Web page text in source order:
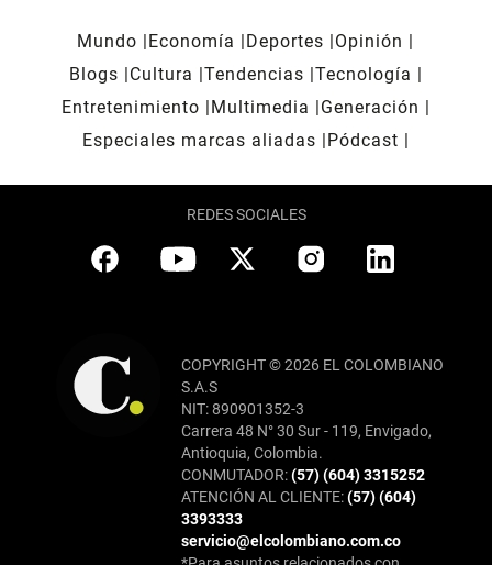
Mundo Economía Deportes
Opinión
Blogs
Cultura Tendencias Tecnología
Entretenimiento
Multimedia
Generación
Especiales marcas aliadas
Pódcast
REDES SOCIALES
COPYRIGHT © 2026 EL COLOMBIANO
S.A.S
NIT: 890901352-3
Carrera 48 N° 30 Sur - 119, Envigado,
Antioquia, Colombia.
CONMUTADOR:(57) (604) 3315252
ATENCIÓN AL CLIENTE:(57) (604)
3393333
servicio@elcolombiano.com.co